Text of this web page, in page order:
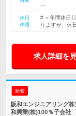
休日
休暇
# ＜年間休日
りますが、休
求人詳細を
新着
阪和エンジニアリング
和興業(株)100％子会社